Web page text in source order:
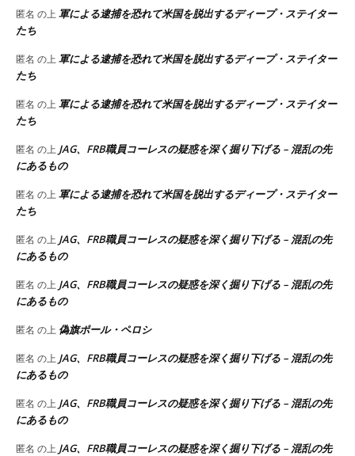
匿名 の上 軍による逮捕を恐れて米国を脱出するディープ・ステイター
たち
匿名 の上 軍による逮捕を恐れて米国を脱出するディープ・ステイター
たち
匿名 の上 軍による逮捕を恐れて米国を脱出するディープ・ステイター
たち
匿名 の上 JAG、FRB職員コーレスの疑惑を深く掘り下げる – 混乱の先
にあるもの
匿名 の上 軍による逮捕を恐れて米国を脱出するディープ・ステイター
たち
匿名 の上 JAG、FRB職員コーレスの疑惑を深く掘り下げる – 混乱の先
にあるもの
匿名 の上 JAG、FRB職員コーレスの疑惑を深く掘り下げる – 混乱の先
にあるもの
匿名 の上 偽旗ポール・ペロシ
匿名 の上 JAG、FRB職員コーレスの疑惑を深く掘り下げる – 混乱の先
にあるもの
匿名 の上 JAG、FRB職員コーレスの疑惑を深く掘り下げる – 混乱の先
にあるもの
匿名 の上 JAG、FRB職員コーレスの疑惑を深く掘り下げる – 混乱の先